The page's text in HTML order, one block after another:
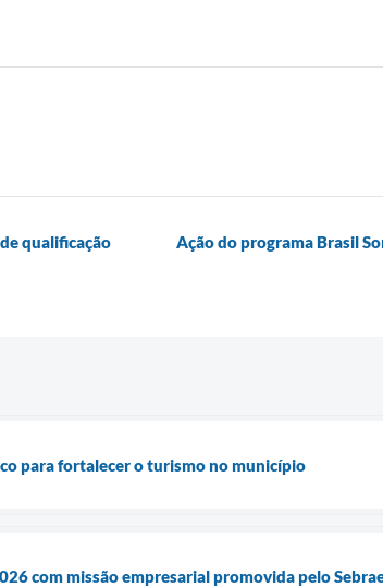
qualificação
Ação do programa Brasil
para fortalecer o turismo no município
com missão empresarial promovida pelo